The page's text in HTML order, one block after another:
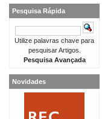
Pesquisa Rápida
Utilize palavras chave para
pesquisar Artigos.
Pesquisa Avançada
Novidades